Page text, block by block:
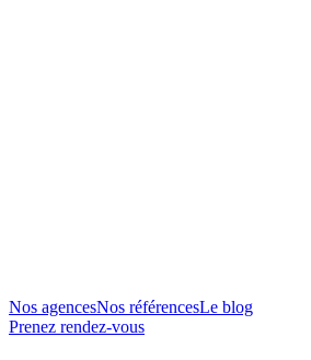
Nos agencesNos référencesLe blog
Prenez rendez-vous